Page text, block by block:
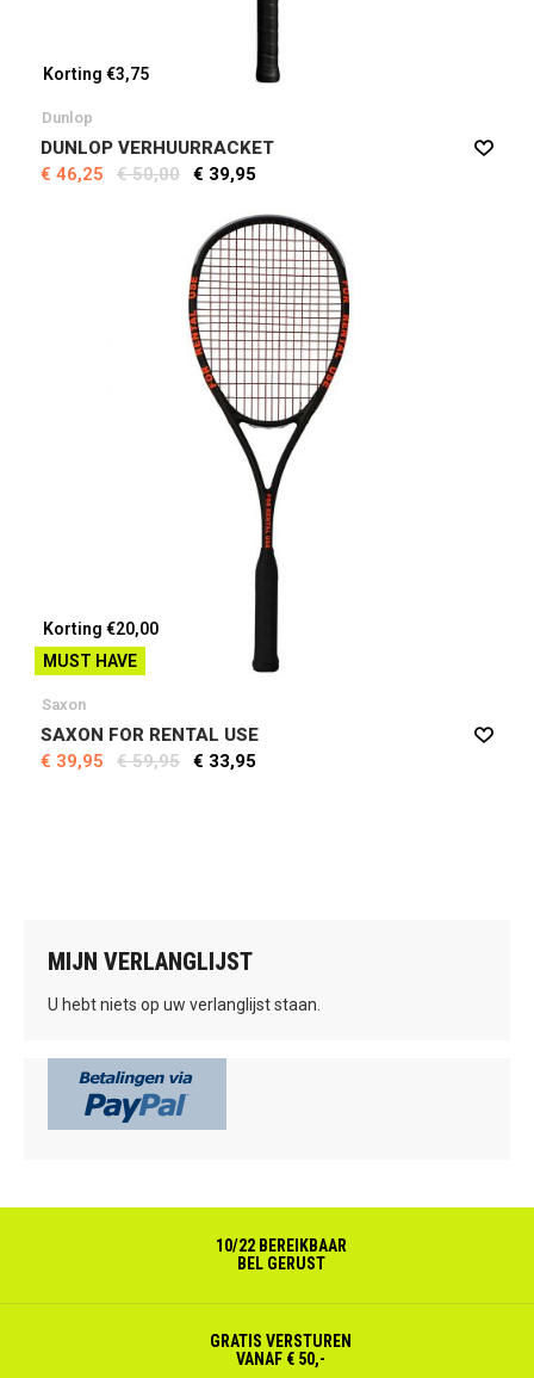
Korting €3,75
Dunlop
DUNLOP VERHUURRACKET
€ 46,25
€ 50,00 € 39,95
Korting €20,00
MUST HAVE
Saxon
SAXON FOR RENTAL USE
€ 39,95
€ 59,95 € 33,95
MIJN VERLANGLIJST
U hebt niets op uw verlanglijst staan.
10/22 BEREIKBAAR
BEL GERUST
GRATIS VERSTUREN
VANAF € 50,-